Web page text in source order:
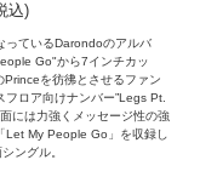
込)
っているDarondoのアルバ
Go"から7インチカッ
Princeを彷彿とさせるファン
フロア向けナンバー”Legs Pt.
には力強くメッセージ性の強
Let My People Go」を収録し
ングル。